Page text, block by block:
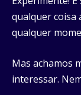
qualquer coisa
qualquer
Mas achamos
interessar.